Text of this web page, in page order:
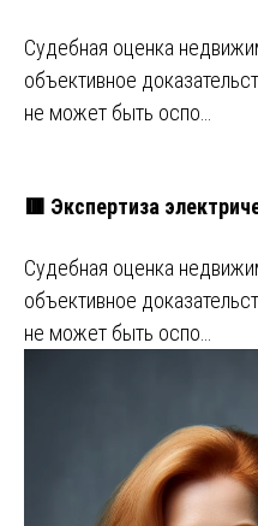
Судебная оценка
объективное
не может быть оспо…
🟥 Экспертиза
Судебная оценка
объективное
не может быть оспо…